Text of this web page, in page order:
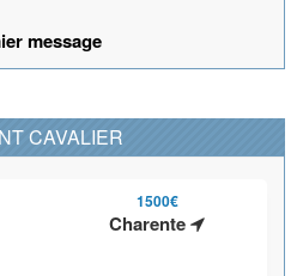
message
CAVALIER
1500€
Charente